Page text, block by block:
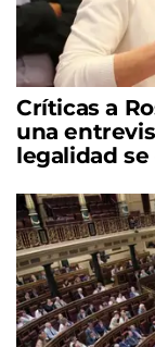
Críticas a
una
legalidad